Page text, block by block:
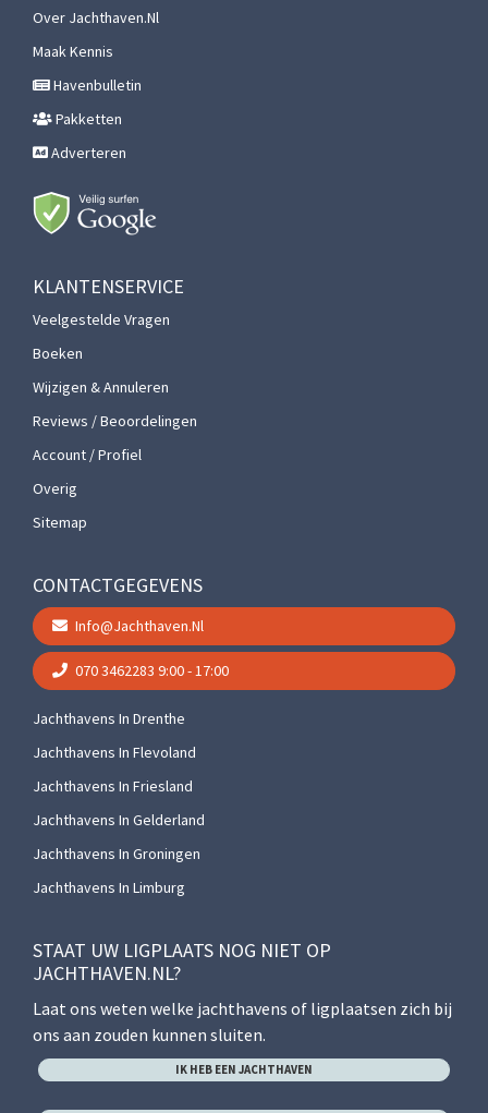
Over Jachthaven.nl
Maak Kennis
Havenbulletin
Pakketten
Adverteren
KLANTENSERVICE
Veelgestelde Vragen
Boeken
Wijzigen & Annuleren
Reviews / Beoordelingen
Account / Profiel
Overig
Sitemap
CONTACTGEGEVENS
Info@jachthaven.nl
070 3462283 9:00 - 17:00
Jachthavens In Drenthe
Jachthavens In Flevoland
Jachthavens In Friesland
Jachthavens In Gelderland
Jachthavens In Groningen
Jachthavens In Limburg
STAAT UW LIGPLAATS NOG NIET OP
JACHTHAVEN.NL?
Laat ons weten welke jachthavens of ligplaatsen zich bij
ons aan zouden kunnen sluiten.
IK HEB EEN JACHTHAVEN